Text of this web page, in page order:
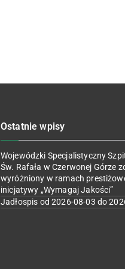
Ostatnie wpisy
Wojewódzki Specjalistyczny
Św. Rafała w Czerwonej Górze
wyróżniony w ramach
inicjatywy „Wymagaj Jakości”
Jadłospis od 2026-08-03 do